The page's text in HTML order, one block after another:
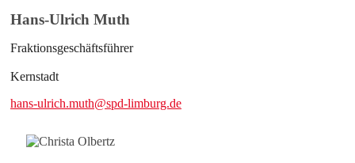
Hans-Ulrich Muth
Fraktionsgeschäftsführer
Kernstadt
hans-ulrich.muth@spd-limburg.de